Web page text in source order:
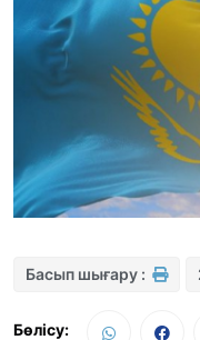
Басып шығару :
Бөлісу: